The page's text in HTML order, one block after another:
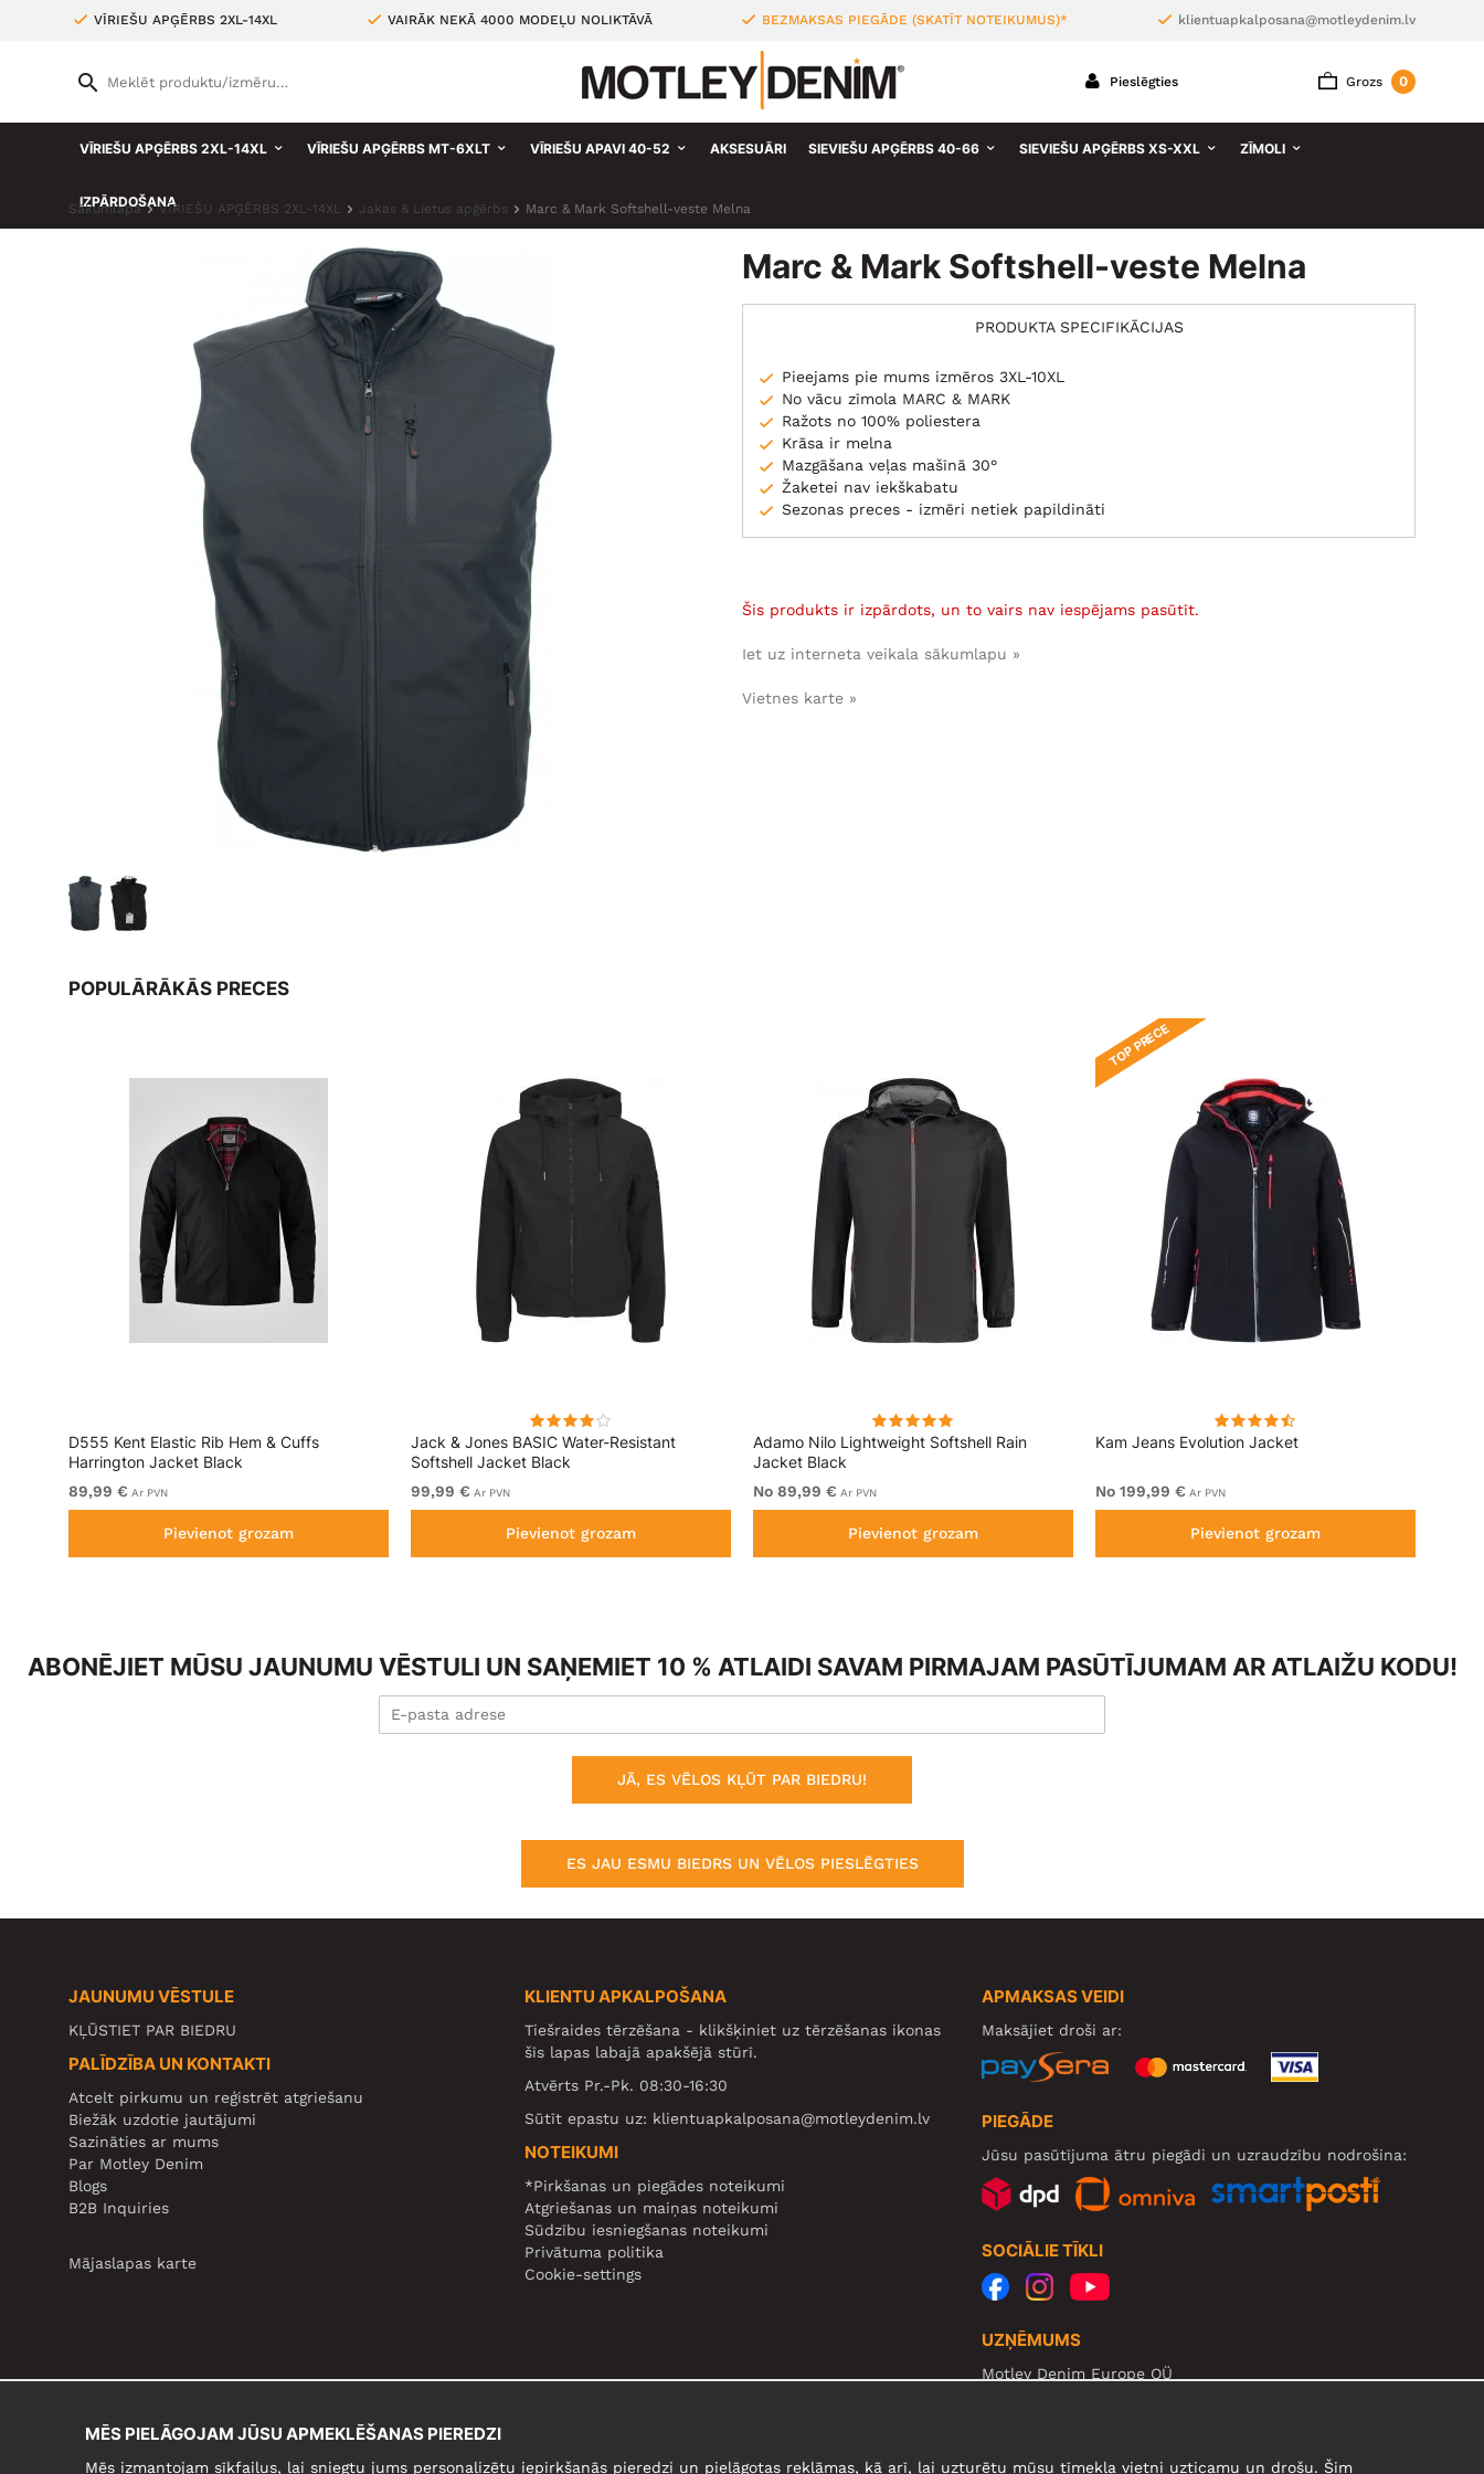
VĪRIEŠU APĢĒRBS 2XL-14XL VAIRĀK NEKĀ 4000 MODEĻU NOLIKTĀVĀ BEZMAKSAS PIEGĀDE (SKATĪT NOTEIKUMUS)* klientuapkalposana@motleydenim.lv
Grozs 0
Pieslēgties
VĪRIEŠU APĢĒRBS 2XL-14XL VĪRIEŠU APĢĒRBS MT-6XLT VĪRIEŠU APAVI 40-52 AKSESUĀRI SIEVIEŠU APĢĒRBS 40-66 SIEVIEŠU APĢĒRBS XS-XXL ZĪMOLI
IZPĀRDOŠANA
Sākumlapa VĪRIEŠU APĢĒRBS 2XL-14XL Jakas & Lietus apģērbs Marc & Mark Softshell-veste Melna
Marc & Mark Softshell-veste Melna
PRODUKTA SPECIFIKĀCIJAS
Pieejams pie mums izmēros 3XL-10XL
No vācu zīmola MARC & MARK
Ražots no 100% poliestera
Krāsa ir melna
Mazgāšana veļas mašīnā 30°
Žaketei nav iekškabatu
Sezonas preces - izmēri netiek papildināti
Šis produkts ir izpārdots, un to vairs nav iespējams pasūtīt.
Iet uz interneta veikala sākumlapu »
Vietnes karte »
POPULĀRĀKĀS PRECES
D555 Kent Elastic Rib Hem & Cuffs
Harrington Jacket Black
89,99 € Ar PVN
Pievienot grozam
Jack & Jones BASIC Water-Resistant
Softshell Jacket Black
99,99 € Ar PVN
Pievienot grozam
Adamo Nilo Lightweight Softshell Rain
Jacket Black
No 89,99 € Ar PVN
Pievienot grozam
Kam Jeans Evolution Jacket
TOP PRECE
No 199,99 € Ar PVN
Pievienot grozam
ABONĒJIET MŪSU JAUNUMU VĒSTULI UN SAŅEMIET 10 % ATLAIDI SAVAM PIRMAJAM PASŪTĪJUMAM AR ATLAIŽU KODU!
JĀ, ES VĒLOS KĻŪT PAR BIEDRU!
ES JAU ESMU BIEDRS UN VĒLOS PIESLĒGTIES
JAUNUMU VĒSTULE
KĻŪSTIET PAR BIEDRU
PALĪDZĪBA UN KONTAKTI
Atcelt pirkumu un reģistrēt atgriešanu
Biežāk uzdotie jautājumi
Sazināties ar mums
Par Motley Denim
Blogs
B2B Inquiries
Mājaslapas karte
KLIENTU APKALPOŠANA
Tiešraides tērzēšana - klikšķiniet uz tērzēšanas ikonas
šīs lapas labajā apakšējā stūrī.
Atvērts Pr.-Pk. 08:30-16:30
Sūtīt epastu uz: klientuapkalposana@motleydenim.lv
NOTEIKUMI
*Pirkšanas un piegādes noteikumi
Atgriešanas un maiņas noteikumi
Sūdzību iesniegšanas noteikumi
Privātuma politika
Cookie-settings
APMAKSAS VEIDI
Maksājiet droši ar:
PIEGĀDE
Jūsu pasūtījuma ātru piegādi un uzraudzību nodrošina:
SOCIĀLIE TĪKLI
UZŅĒMUMS
Motley Denim Europe OÜ
MĒS PIELĀGOJAM JŪSU APMEKLĒŠANAS PIEREDZI
Mēs izmantojam sīkfailus, lai sniegtu jums personalizētu iepirkšanās pieredzi un pielāgotas reklāmas, kā arī, lai uzturētu mūsu tīmekļa vietni uzticamu un drošu. Šim